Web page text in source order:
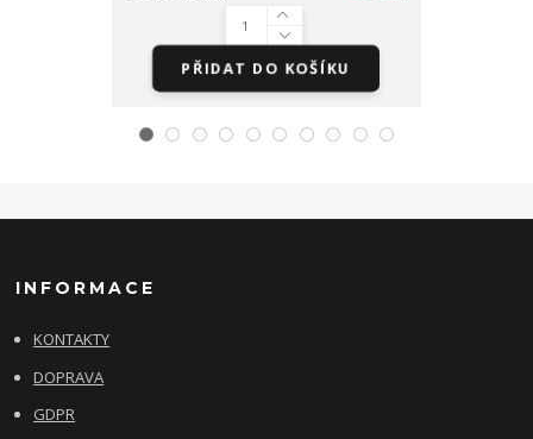
PŘIDAT DO KOŠÍKU
INFORMACE
KONTAKTY
DOPRAVA
GDPR